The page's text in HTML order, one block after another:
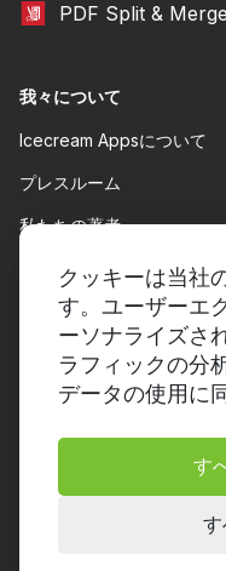
クッキーは当社
す。ユーザーエ
ーソナライズさ
ラフィックの分
データの使用に
す
す
© 2014-
す
PDF Split & Merge
我々について
Icecream Appsについて
プレスルーム
私たちの著者